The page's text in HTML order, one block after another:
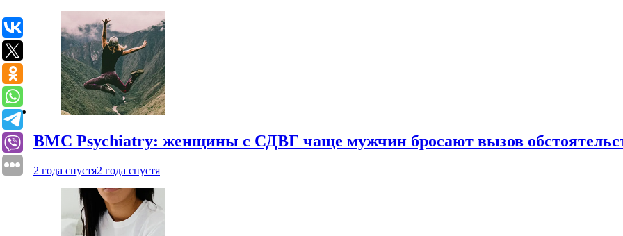
BMC Psychiatry: женщины с СДВГ чаще мужчин бросают вызов
2 года спустя2 года спустя